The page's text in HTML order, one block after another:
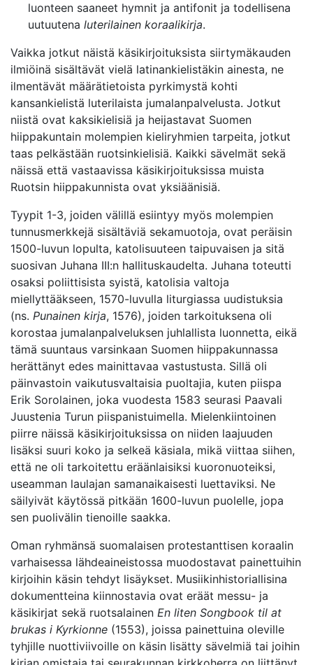
luonteen saaneet hymnit ja antifonit ja todellisena
uutuutena luterilainen koraalikirja.
Vaikka jotkut näistä käsikirjoituksista siirtymäkauden
ilmiöinä sisältävät vielä latinankielistäkin ainesta, ne
ilmentävät määrätietoista pyrkimystä kohti
kansankielistä luterilaista jumalanpalvelusta. Jotkut
niistä ovat kaksikielisiä ja heijastavat Suomen
hiippakuntain molempien kieliryhmien tarpeita, jotkut
taas pelkästään ruotsinkielisiä. Kaikki sävelmät sekä
näissä että vastaavissa käsikirjoituksissa muista
Ruotsin hiippakunnista ovat yksiäänisiä.
Tyypit 1-3, joiden välillä esiintyy myös molempien
tunnusmerkkejä sisältäviä sekamuotoja, ovat peräisin
1500-luvun lopulta, katolisuuteen taipuvaisen ja sitä
suosivan Juhana III:n hallituskaudelta. Juhana toteutti
osaksi poliittisista syistä, katolisia valtoja
miellyttääkseen, 1570-luvulla liturgiassa uudistuksia
(ns. Punainen kirja, 1576), joiden tarkoituksena oli
korostaa jumalanpalveluksen juhlallista luonnetta, eikä
tämä suuntaus varsinkaan Suomen hiippakunnassa
herättänyt edes mainittavaa vastustusta. Sillä oli
päinvastoin vaikutusvaltaisia puoltajia, kuten piispa
Erik Sorolainen, joka vuodesta 1583 seurasi Paavali
Juustenia Turun piispanistuimella. Mielenkiintoinen
piirre näissä käsikirjoituksissa on niiden laajuuden
lisäksi suuri koko ja selkeä käsiala, mikä viittaa siihen,
että ne oli tarkoitettu eräänlaisiksi kuoronuoteiksi,
useamman laulajan samanaikaisesti luettaviksi. Ne
säilyivät käytössä pitkään 1600-luvun puolelle, jopa
sen puolivälin tienoille saakka.
Oman ryhmänsä suomalaisen protestanttisen koraalin
varhaisessa lähdeaineistossa muodostavat painettuihin
kirjoihin käsin tehdyt lisäykset. Musiikinhistoriallisina
dokumentteina kiinnostavia ovat eräät messu- ja
käsikirjat sekä ruotsalainen En liten Songbook til at
brukas i Kyrkionne (1553), joissa painettuina oleville
tyhjille nuottiviivoille on käsin lisätty sävelmiä tai joihin